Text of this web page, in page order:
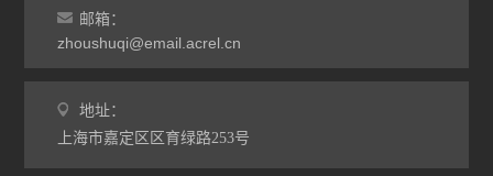
邮箱：
zhoushuqi@email.acrel.cn
地址：
上海市嘉定区区育绿路253号